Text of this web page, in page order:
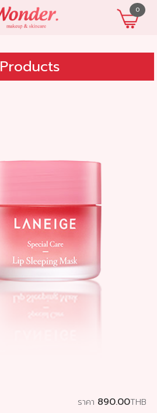
0
Products
ราคา 890.00THB